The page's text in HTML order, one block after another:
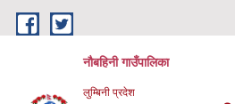
Skip to main content
नौबहिनी गाउँपालिका
लुम्बिनी प्रदेश